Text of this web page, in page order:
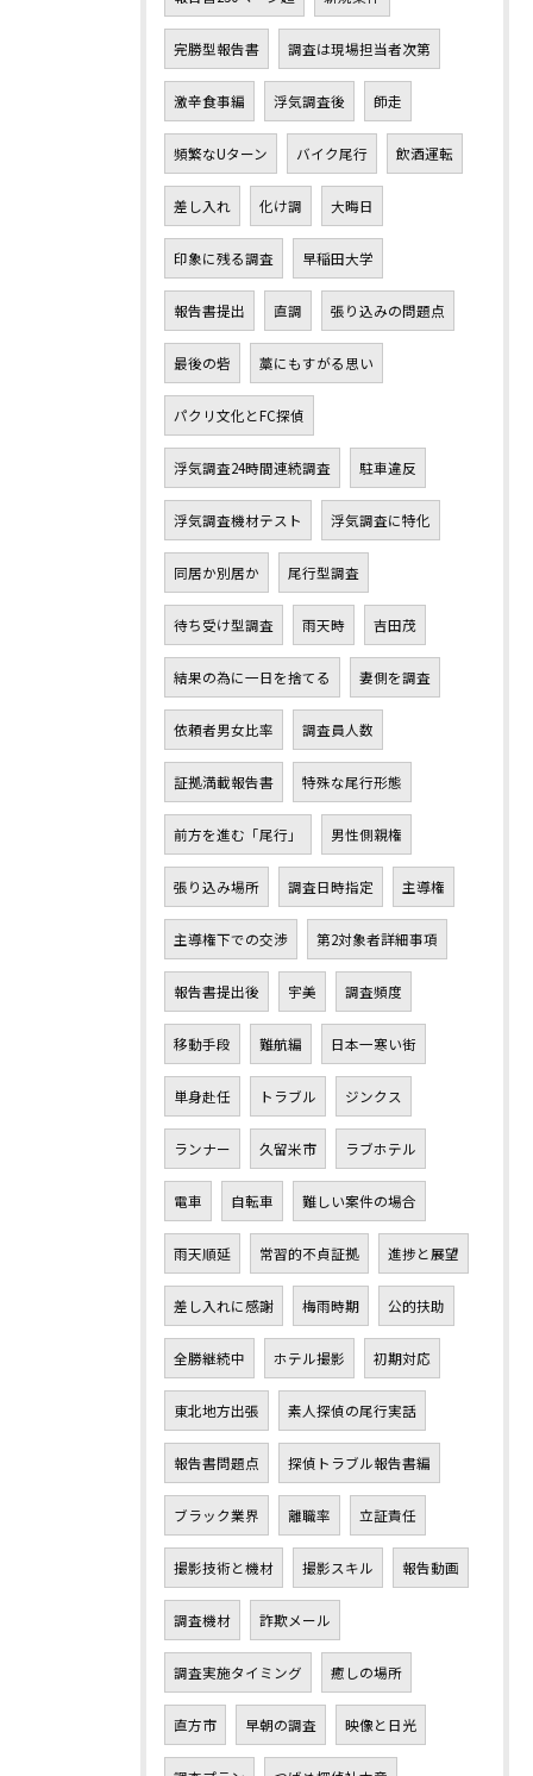
完勝型報告書 調査は現場担当者次第
激辛食事編 浮気調査後 師走
頻繁なUターン バイク尾行 飲酒運転
差し入れ 化け調 大晦日
印象に残る調査 早稲田大学
報告書提出 直調 張り込みの問題点
最後の砦 藁にもすがる思い
パクリ文化とFC探偵
浮気調査24時間連続調査 駐車違反
浮気調査機材テスト 浮気調査に特化
同居か別居か 尾行型調査
待ち受け型調査 雨天時 吉田茂
結果の為に一日を捨てる 妻側を調査
依頼者男女比率 調査員人数
証拠満載報告書 特殊な尾行形態
前方を進む「尾行」 男性側親権
張り込み場所 調査日時指定 主導権
主導権下での交渉 第2対象者詳細事項
報告書提出後 宇美 調査頻度
移動手段 難航編 日本一寒い街
単身赴任 トラブル ジンクス
ランナー 久留米市 ラブホテル
電車 自転車 難しい案件の場合
雨天順延 常習的不貞証拠 進捗と展望
差し入れに感謝 梅雨時期 公的扶助
全勝継続中 ホテル撮影 初期対応
東北地方出張 素人探偵の尾行実話
報告書問題点 探偵トラブル報告書編
ブラック業界 離職率 立証責任
撮影技術と機材 撮影スキル 報告動画
調査機材 詐欺メール
調査実施タイミング 癒しの場所
直方市 早朝の調査 映像と日光